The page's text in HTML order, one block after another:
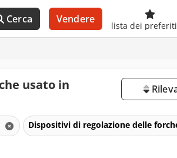
Cerca Vendere
lista dei preferiti
usato in
Dispositivi di regolazione delle